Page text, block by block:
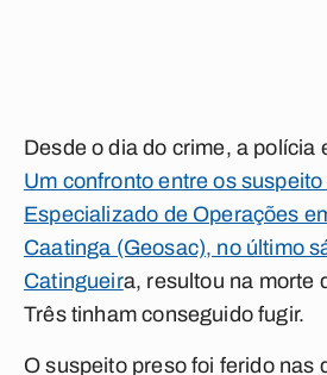
Desde o dia do crime, a polícia
Um confronto entre os
Especializado de Operações
Caatinga (Geosac), no último
Catingueira, resultou na morte
Três tinham conseguido fugir.
O suspeito preso foi ferido nas